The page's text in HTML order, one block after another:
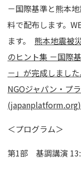
－国際基準と熊本
料で配布します。
ます。 熊本地震被
のヒント集 －国際
－」が完成しまし
NGOジャパン・プ
(japanplatform.org)
＜プログラム＞
第1部 基調講演